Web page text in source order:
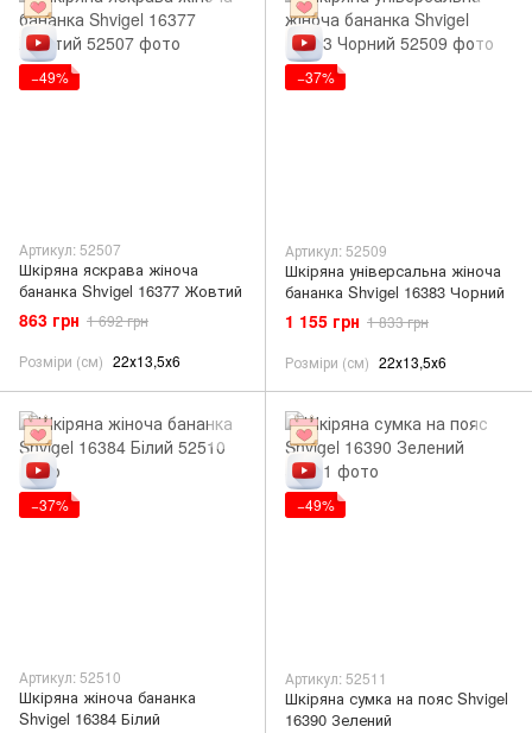
−49%
Артикул: 52507
Шкіряна яскрава жіноча
бананка Shvigel 16377 Жовтий
863 грн 1 692 грн
Розміри (см) 22х13,5х6
−37%
Артикул: 52509
Шкіряна універсальна жіноча
бананка Shvigel 16383 Чорний
1 155 грн 1 833 грн
Розміри (см) 22х13,5х6
−37%
Артикул: 52510
Шкіряна жіноча бананка
Shvigel 16384 Білий
−49%
Артикул: 52511
Шкіряна сумка на пояс Shvigel
16390 Зелений